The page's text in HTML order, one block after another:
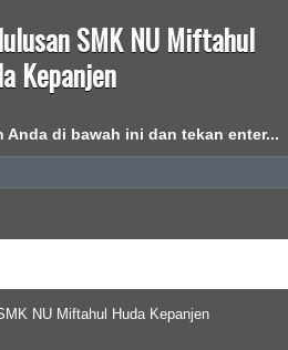
SMK NU Miftahul
Kepanjen
Anda di bawah ini dan tekan enter...
NU Miftahul Huda Kepanjen